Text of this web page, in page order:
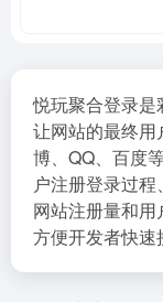
悦玩聚合登录是
让网站的最终
博、QQ、百度
户注册登录过
网站注册量和用
方便开发者快速